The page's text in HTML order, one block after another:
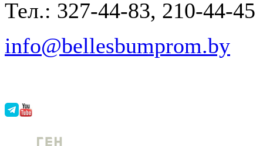
Тел.: 327-44-83, 210-44-45
info@bellesbumprom.by